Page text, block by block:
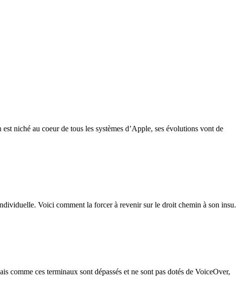
niché au coeur de tous les systèmes d’Apple, ses évolutions vont de
Voici comment la forcer à revenir sur le droit chemin à son insu.
ces terminaux sont dépassés et ne sont pas dotés de VoiceOver,